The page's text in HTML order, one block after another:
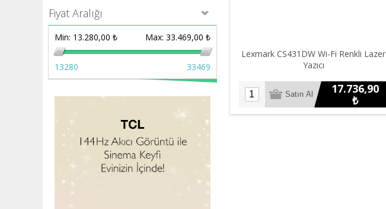
Fiyat Aralığı
Min: 13.280,00 ₺ Max: 33.469,00 ₺
13280 33469
Lexmark CS431DW Wi-Fi Renkli Lazer
Yazıcı
17.736,90
₺